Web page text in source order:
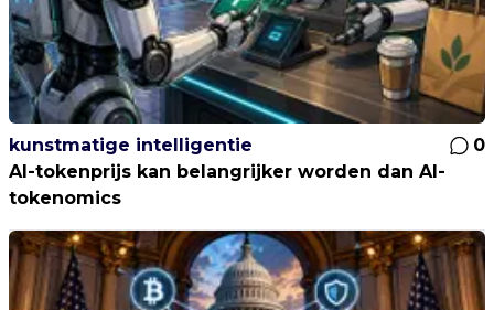
kunstmatige intelligentie
0
AI-tokenprijs kan belangrijker worden dan AI-
tokenomics